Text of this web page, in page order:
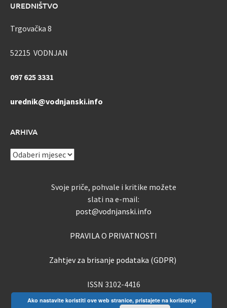
UREDNIŠTVO
Trgovačka 8
52215 VODNJAN
097 625 3331
urednik@vodnjanski.info
ARHIVA
ARHIVA
Svoje priče, pohvale i kritike možete
slati na e-mail:
post@vodnjanski.info
PRAVILA O PRIVATNOSTI
Zahtjev za brisanje podataka (GDPR)
ISSN 3102-4416
Ako nastavite koristiti ove web stranice, pristajete na korištenje